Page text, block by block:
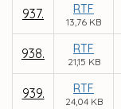
937. RTF
13,76 KB
938. RTF
21,15 KB
939. RTF
24,04 KB